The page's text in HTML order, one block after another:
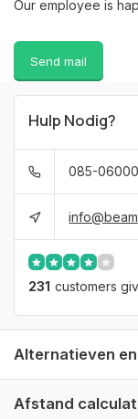
Our employee is
Send mail
Hulp Nodig?
085-
231 customers
Alternatieven
Afstand